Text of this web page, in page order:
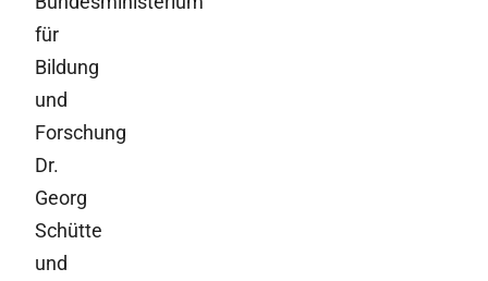
für
Bildung
und
Forschung
Dr.
Georg
Schütte
und